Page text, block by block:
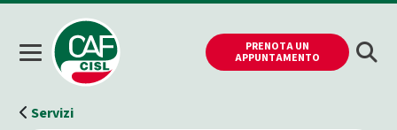
PRENOTA UN
APPUNTAMENTO
Servizi